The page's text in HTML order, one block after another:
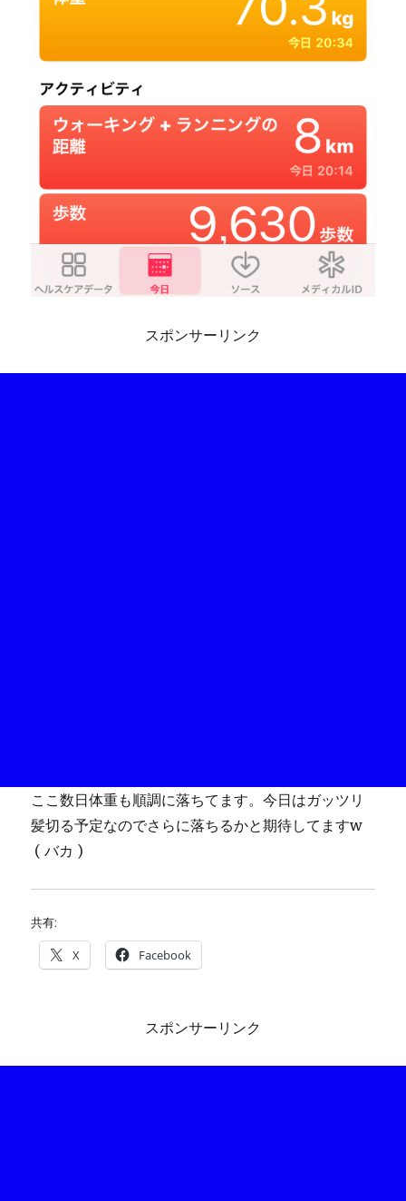
スポンサーリンク
ここ数日体重も順調に落ちてます。今日はガッツリ
髪切る予定なのでさらに落ちるかと期待してますw
( バカ )
共有:
X Facebook
スポンサーリンク